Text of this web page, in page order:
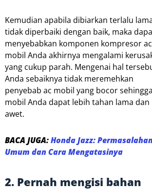
Kemudian apabila dibiarkan terlalu
tidak diperbaiki dengan baik, maka
menyebabkan komponen kompresor ac
mobil Anda akhirnya mengalami
yang cukup parah. Mengenai hal
Anda sebaiknya tidak meremehkan
penyebab ac mobil yang bocor
mobil Anda dapat lebih tahan lama dan
awet.
BACA JUGA:Honda Jazz:
Umum dan Cara Mengatasinya
2. Pernah mengisi bahan